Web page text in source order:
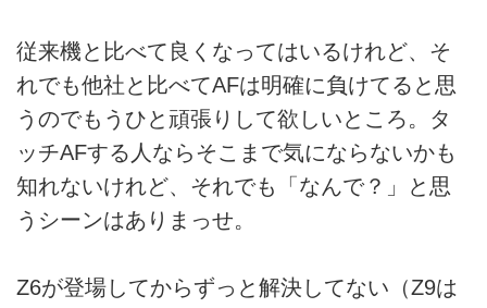
従来機と比べて良くなってはいるけれど、そ
れでも他社と比べてAFは明確に負けてると思
うのでもうひと頑張りして欲しいところ。タ
ッチAFする人ならそこまで気にならないかも
知れないけれど、それでも「なんで？」と思
うシーンはありまっせ。
Z6が登場してからずっと解決してない（Z9は